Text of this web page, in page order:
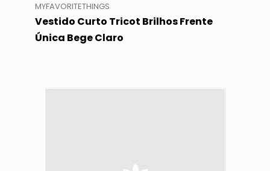
MYFAVORITETHINGS
Vestido Curto Tricot Brilhos Frente
Única Bege Claro